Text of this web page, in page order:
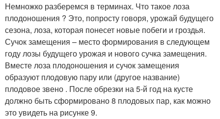
Немножко разберемся в терминах. Что такое лоза
плодоношения ? Это, попросту говоря, урожай будущего
сезона, лоза, которая понесет новые побеги и гроздья.
Сучок замещения – место формирования в следующем
году лозы будущего урожая и нового сучка замещения.
Вместе лоза плодоношения и сучок замещения
образуют плодовую пару или (другое название)
плодовое звено . После обрезки на 5-й год на кусте
должно быть сформировано 8 плодовых пар, как можно
это увидеть на рисунке 9.